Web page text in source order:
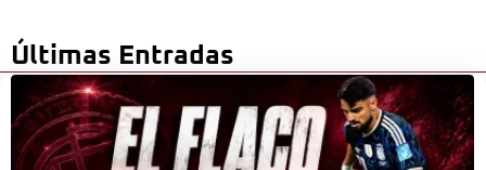
Últimas Entradas